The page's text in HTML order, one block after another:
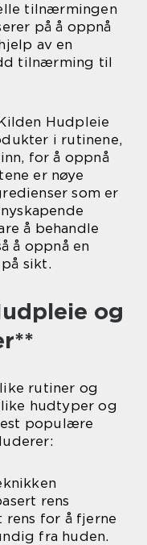
tilnærmingen
på å oppnå
av en
tilnærming til
Hudpleie
i rutinene,
for å oppnå
er nøye
som er
å behandle
å oppnå en
sikt.
og
rutiner og
hudtyper og
populære
rens
rens for å fjerne
fra huden.